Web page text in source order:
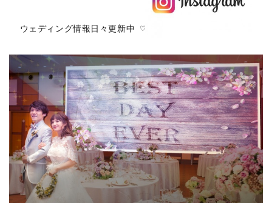
ウェディング情報日々更新中 ♡